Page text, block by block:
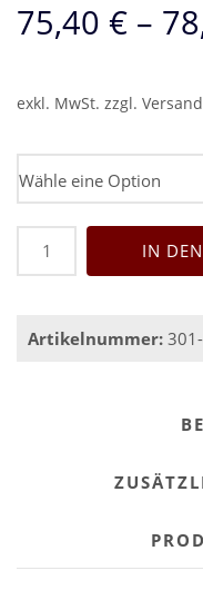
75,40 € –
exkl. MwSt. zzgl.
Bütec/2M
Menge
IN
Artikelnummer: